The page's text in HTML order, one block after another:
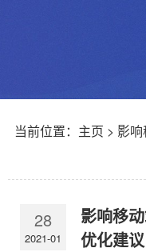
当前位置： 主页 > 影
28
2021-01
影响移
优化建议